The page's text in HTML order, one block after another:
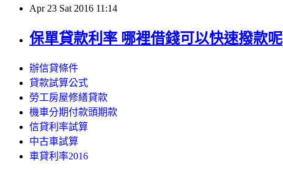
Apr 23 Sat 2016 11:14
保單貸款利率 哪裡借錢可以快速撥款呢
辦信貸條件
貸款試算公式
勞工房屋修繕貸款
機車分期付款頭期款
信貸利率試算
中古車試算
車貸利率2016